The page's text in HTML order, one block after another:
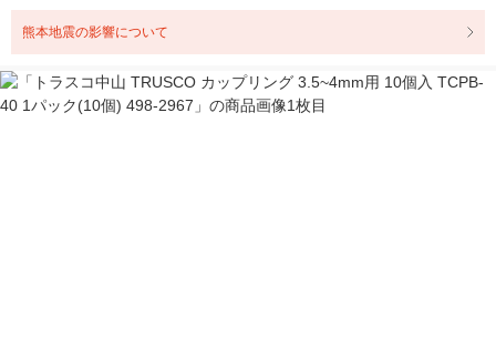
熊本地震の影響について